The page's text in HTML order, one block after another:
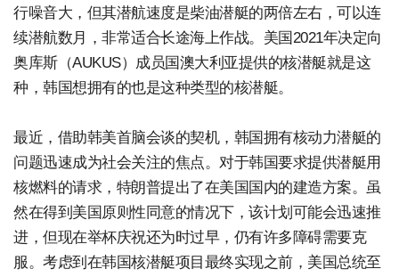
行噪音大，但其潜航速度是柴油潜艇的两倍左右，可以连
续潜航数月，非常适合长途海上作战。美国2021年决定向
奥库斯（AUKUS）成员国澳大利亚提供的核潜艇就是这
种，韩国想拥有的也是这种类型的核潜艇。
最近，借助韩美首脑会谈的契机，韩国拥有核动力潜艇的
问题迅速成为社会关注的焦点。对于韩国要求提供潜艇用
核燃料的请求，特朗普提出了在美国国内的建造方案。虽
然在得到美国原则性同意的情况下，该计划可能会迅速推
进，但现在举杯庆祝还为时过早，仍有许多障碍需要克
服。考虑到在韩国核潜艇项目最终实现之前，美国总统至